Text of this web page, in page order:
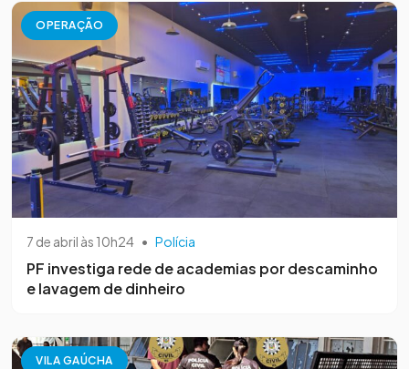
OPERAÇÃO
7 de abril às 10h24 • Polícia
PF investiga rede de academias por descaminho
e lavagem de dinheiro
VILA GAÚCHA